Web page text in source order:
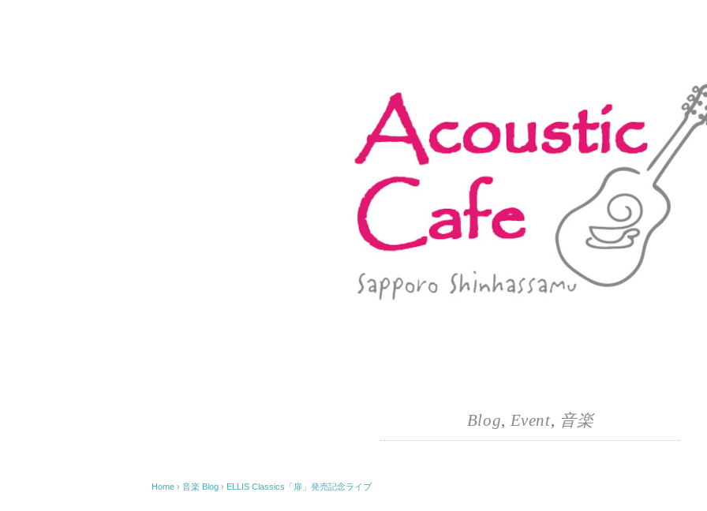
Blog, Event, 音楽
Home › 音楽 Blog › ELLIS Classics「扉」発売記念ライブ